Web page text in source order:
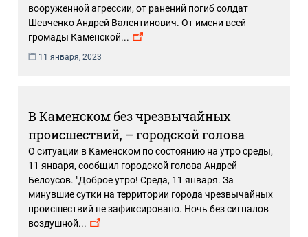
вооруженной агрессии, от ранений погиб солдат
Шевченко Андрей Валентинович. От имени всей
громады Каменской...
11 января, 2023
В Каменском без чрезвычайных
происшествий, – городской голова
О ситуации в Каменском по состоянию на утро среды,
11 января, сообщил городской голова Андрей
Белоусов. "Доброе утро! Среда, 11 января. За
минувшие сутки на территории города чрезвычайных
происшествий не зафиксировано. Ночь без сигналов
воздушной...